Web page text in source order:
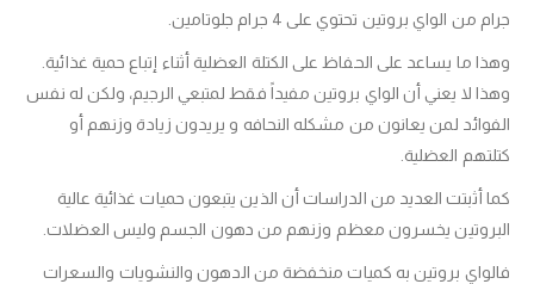
جرام من الواي بروتين تحتوي على 4 جرام جلوتامين.
وهذا ما يساعد على الحفاظ على الكتلة العضلية أثناء إتباع حمية غذائية.
وهذا لا يعني أن الواي بروتين مفيداً فقط لمتبعي الرجيم، ولكن له نفس
الفوائد لمن يعانون من مشكله النحافه و يريدون زيادة وزنهم أو
كتلتهم العضلية.
كما أثبتت العديد من الدراسات أن الذين يتبعون حميات غذائية عالية
البروتين يخسرون معظم وزنهم من دهون الجسم وليس العضلات.
فالواي بروتين به كميات منخفضة من الدهون والنشويات والسعرات